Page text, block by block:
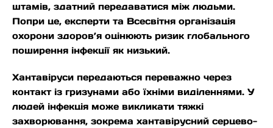
штамів, здатний передаватися між людьми.
Попри це, експерти та Всесвітня організація
охорони здоров’я оцінюють ризик глобального
поширення інфекції як низький.
Хантавіруси передаються переважно через
контакт із гризунами або їхніми виділеннями. У
людей інфекція може викликати тяжкі
захворювання, зокрема хантавірусний серцево-